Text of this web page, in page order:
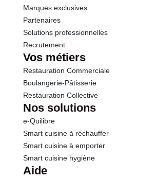
Marques exclusives
Partenaires
Solutions professionnelles
Recrutement
Vos métiers
Restauration Commerciale
Boulangerie-Pâtisserie
Restauration Collective
Nos solutions
e-Quilibre
Smart cuisine à réchauffer
Smart cuisine à emporter
Smart cuisine hygiène
Aide